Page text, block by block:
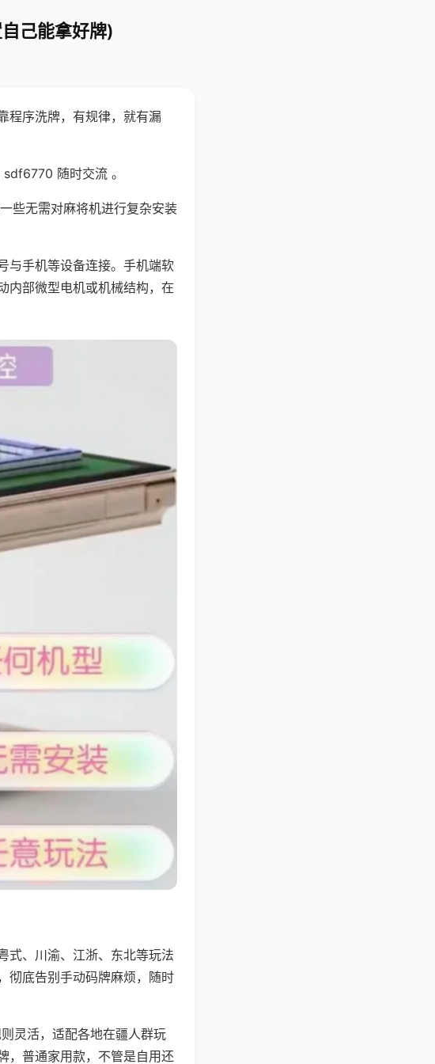
己能拿好牌)
程序洗牌，有规律，就有漏
随时交流 。
些无需对麻将机进行复杂安装
与手机等设备连接。手机端软
内部微型电机或机械结构，在
式、川渝、江浙、东北等玩法
彻底告别手动码牌麻烦，随时
灵活，适配各地在疆人群玩
，普通家用款，不管是自用还